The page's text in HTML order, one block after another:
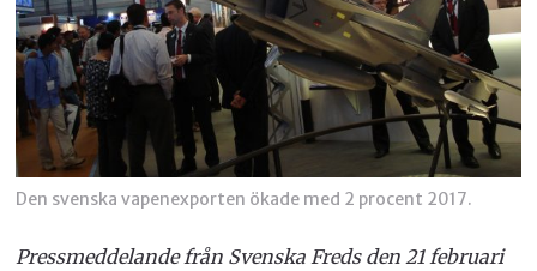
Den svenska vapenexporten ökade med 2 procent 2017.
Pressmeddelande från Svenska Freds den 21 februari